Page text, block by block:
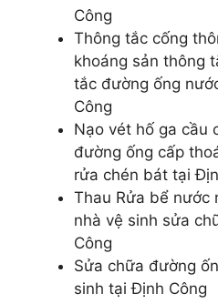
Công
Thông tắc cống
khoáng sản thông
tắc đường ống
Công
Nạo vét hố ga cầu
đường ống cấp
rửa chén bát tại
Thau Rửa bể nước
nhà vệ sinh sửa
Công
Sửa chữa đường
sinh tại Định Công